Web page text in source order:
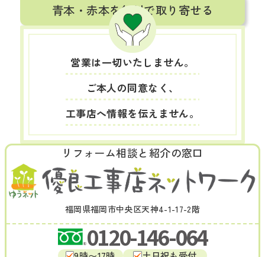
営業は一切いたしません。
ご本人の同意なく、
工事店へ情報を伝えません。
青本・赤本を無料で取り寄せる
リフォーム相談と紹介の窓口
福岡県福岡市中央区天神4-1-17-2階
0120-146-064